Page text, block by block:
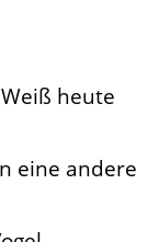
heute
eine andere